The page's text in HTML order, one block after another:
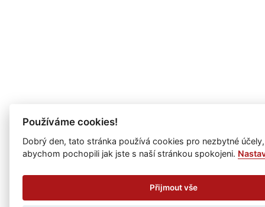
Používáme cookies!
Dobrý den, tato stránka používá cookies pro nezbytné
abychom pochopili jak jste s naší stránkou spokojeni.
Přijmout vše